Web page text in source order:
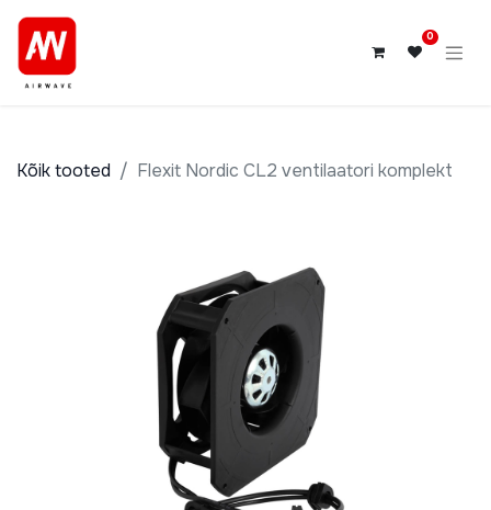
0
Kõik tooted Flexit Nordic CL2 ventilaatori komplekt